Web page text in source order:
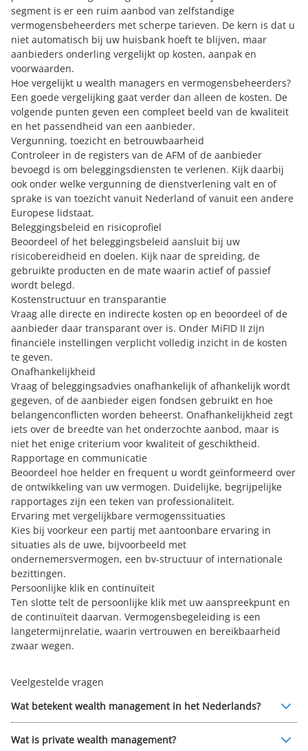
segment is er een ruim aanbod van zelfstandige
vermogensbeheerders met scherpe tarieven. De kern is dat u
niet automatisch bij uw huisbank hoeft te blijven, maar
aanbieders onderling vergelijkt op kosten, aanpak en
voorwaarden.
Hoe vergelijkt u wealth managers en vermogensbeheerders?
Een goede vergelijking gaat verder dan alleen de kosten. De
volgende punten geven een compleet beeld van de kwaliteit
en het passendheid van een aanbieder.
Vergunning, toezicht en betrouwbaarheid
Controleer in de registers van de AFM of de aanbieder
bevoegd is om beleggingsdiensten te verlenen. Kijk daarbij
ook onder welke vergunning de dienstverlening valt en of
sprake is van toezicht vanuit Nederland of vanuit een andere
Europese lidstaat.
Beleggingsbeleid en risicoprofiel
Beoordeel of het beleggingsbeleid aansluit bij uw
risicobereidheid en doelen. Kijk naar de spreiding, de
gebruikte producten en de mate waarin actief of passief
wordt belegd.
Kostenstructuur en transparantie
Vraag alle directe en indirecte kosten op en beoordeel of de
aanbieder daar transparant over is. Onder MiFID II zijn
financiële instellingen verplicht volledig inzicht in de kosten
te geven.
Onafhankelijkheid
Vraag of beleggingsadvies onafhankelijk of afhankelijk wordt
gegeven, of de aanbieder eigen fondsen gebruikt en hoe
belangenconflicten worden beheerst. Onafhankelijkheid zegt
iets over de breedte van het onderzochte aanbod, maar is
niet het enige criterium voor kwaliteit of geschiktheid.
Rapportage en communicatie
Beoordeel hoe helder en frequent u wordt geïnformeerd over
de ontwikkeling van uw vermogen. Duidelijke, begrijpelijke
rapportages zijn een teken van professionaliteit.
Ervaring met vergelijkbare vermogenssituaties
Kies bij voorkeur een partij met aantoonbare ervaring in
situaties als de uwe, bijvoorbeeld met
ondernemersvermogen, een bv-structuur of internationale
bezittingen.
Persoonlijke klik en continuïteit
Ten slotte telt de persoonlijke klik met uw aanspreekpunt en
de continuïteit daarvan. Vermogensbegeleiding is een
langetermijnrelatie, waarin vertrouwen en bereikbaarheid
zwaar wegen.
Veelgestelde vragen
Wat betekent wealth management in het Nederlands?
Wat is private wealth management?